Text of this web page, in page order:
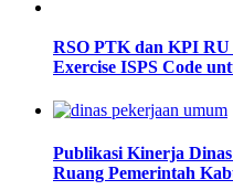
RSO PTK dan KPI
Exercise ISPS Code
Publikasi Kinerja
Ruang Pemerintah